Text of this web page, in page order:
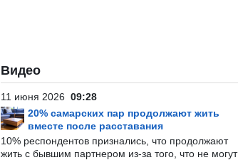
Видео
11 июня 2026 09:28
20% самарских пар продолжают жить
вместе после расставания
10% респондентов признались, что продолжают
жить с бывшим партнером из-за того, что не могут